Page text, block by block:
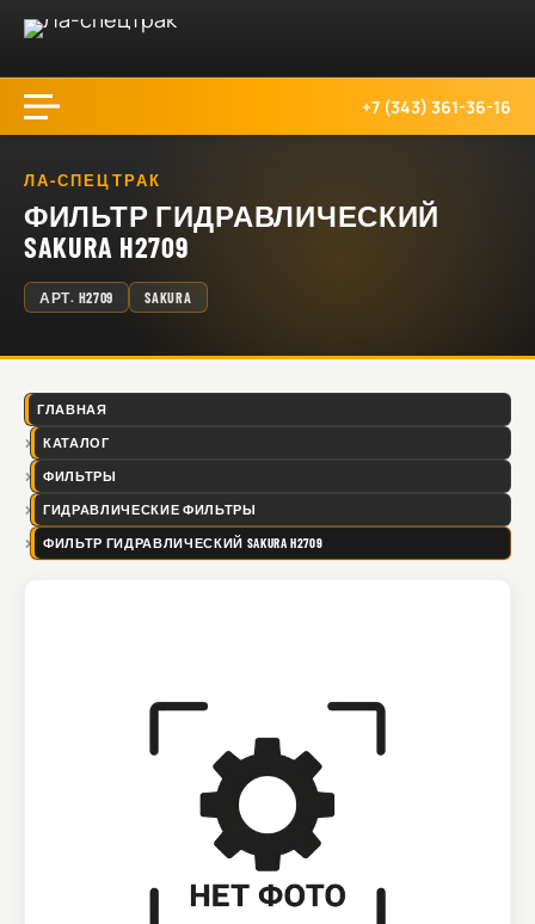
+7 (343) 361-36-16
ЛА-СПЕЦТРАК
ФИЛЬТР ГИДРАВЛИЧЕСКИЙ
SAKURA H2709
АРТ. H2709 SAKURA
ГЛАВНАЯ
КАТАЛОГ
ФИЛЬТРЫ
ГИДРАВЛИЧЕСКИЕ ФИЛЬТРЫ
ФИЛЬТР ГИДРАВЛИЧЕСКИЙ SAKURA H2709